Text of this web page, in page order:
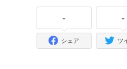
-
シェア
-
ツ